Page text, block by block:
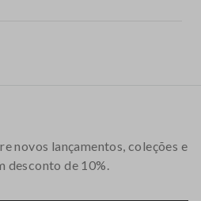
novos lançamentos, coleções e
desconto de 10%.